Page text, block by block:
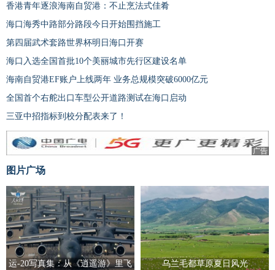
香港青年逐浪海南自贸港：不止烹法式佳肴
海口海秀中路部分路段今日开始围挡施工
第四届武术套路世界杯明日海口开赛
海口入选全国首批10个美丽城市先行区建设名单
海南自贸港EF账户上线两年 业务总规模突破6000亿元
全国首个右舵出口车型公开道路测试在海口启动
三亚中招指标到校分配表来了！
广告
图片广场
运-20写真集：从《逍遥游》里飞
乌兰毛都草原夏日风光